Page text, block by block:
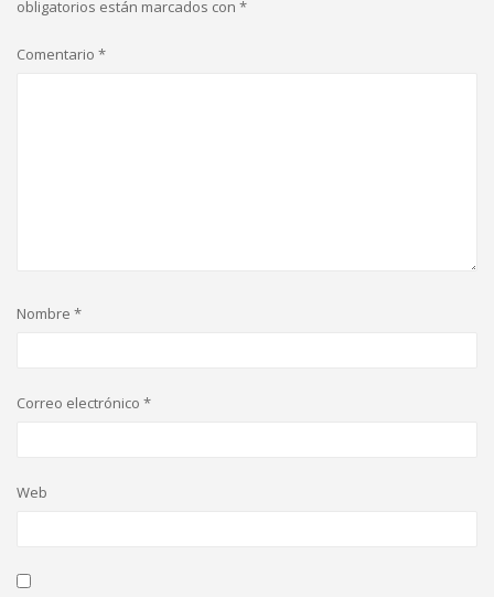
obligatorios están marcados con *
Comentario *
Nombre *
Correo electrónico *
Web